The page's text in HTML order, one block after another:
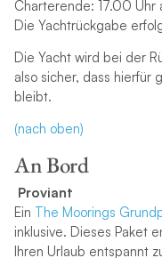
Charterende: 17.00 Uhr
Die Yachtrückgabe
Die Yacht wird bei der
also sicher, dass hierfür
bleibt.
(nach oben)
An Bord
Proviant
Ein The Moorings
inklusive. Dieses Paket
Ihren Urlaub entspannt